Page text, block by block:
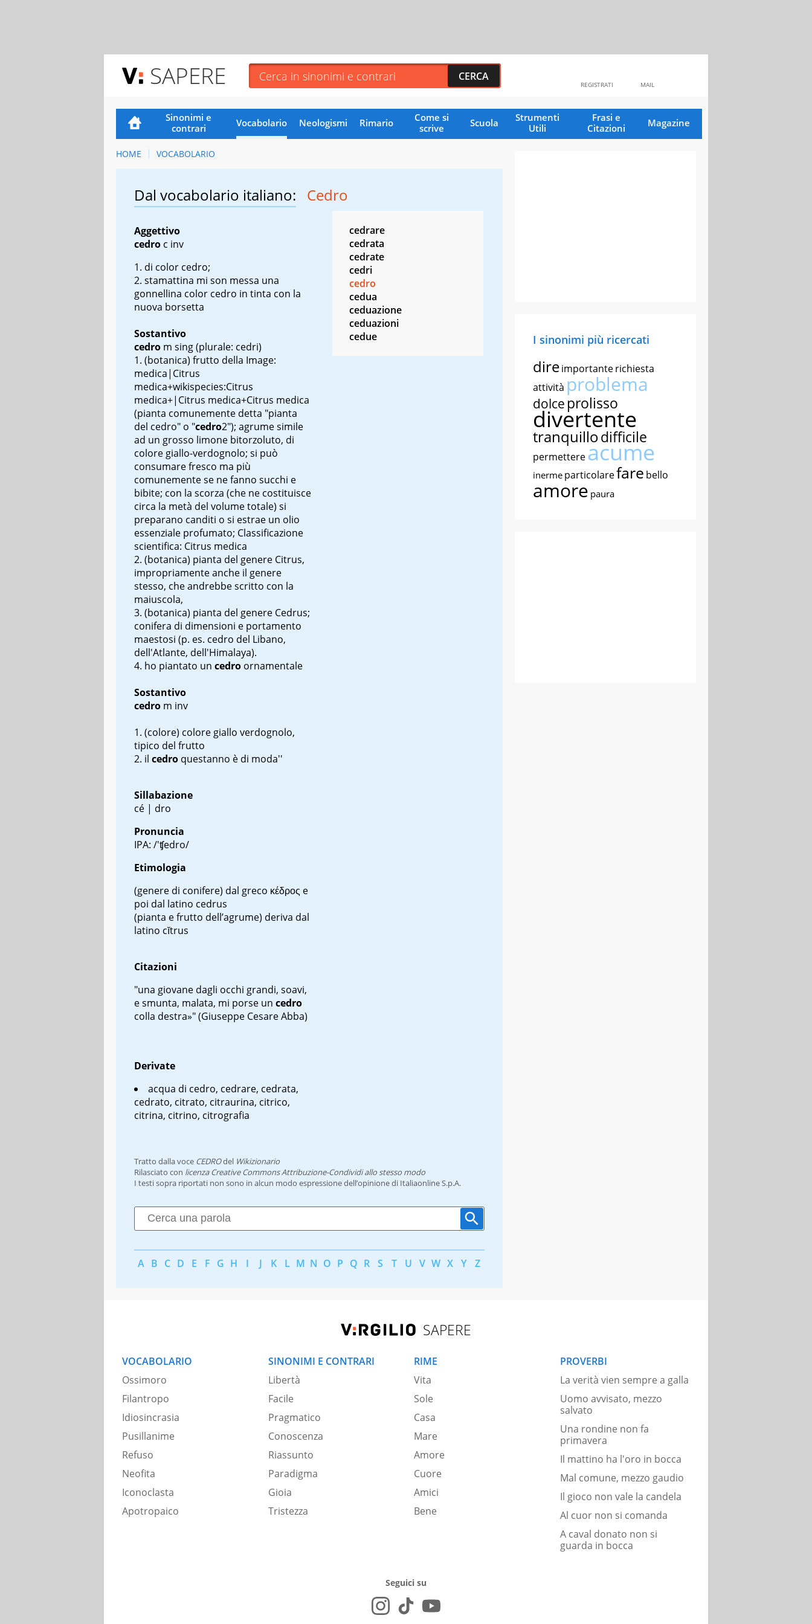
SAPERE MAIL
REGISTRATI
Sinonimi e
contrari
Vocabolario Neologismi Rimario
Come si
scrive
Scuola
Strumenti
Utili
Frasi e
Citazioni
Magazine
HOME VOCABOLARIO
Dal vocabolario italiano: Cedro
Aggettivo
cedro c inv
di color cedro;
stamattina mi son messa una
gonnellina color cedro in tinta con la
nuova borsetta
Sostantivo
cedro m sing(plurale: cedri)
(botanica) frutto della Image:
medica|Citrus
medica+wikispecies:Citrus
medica+|Citrus medica+Citrus medica
(pianta comunemente detta "pianta
del cedro" o "cedro2"); agrume simile
ad un grosso limone bitorzoluto, di
colore giallo-verdognolo; si può
consumare fresco ma più
comunemente se ne fanno succhi e
bibite; con la scorza (che ne costituisce
circa la metà del volume totale) si
preparano canditi o si estrae un olio
essenziale profumato; Classificazione
scientifica: Citrus medica
(botanica) pianta del genere Citrus,
impropriamente anche il genere
stesso, che andrebbe scritto con la
maiuscola,
(botanica) pianta del genere Cedrus;
conifera di dimensioni e portamento
maestosi (p. es. cedro del Libano,
dell'Atlante, dell'Himalaya).
ho piantato un cedro ornamentale
Sostantivo
cedro m inv
(colore) colore giallo verdognolo,
tipico del frutto
il cedro questanno è di moda''
Sillabazione
cé | dro
Pronuncia
IPA: /'ʧedro/
Etimologia
(genere di conifere) dal greco κέδρος e
poi dal latino cedrus
(pianta e frutto dell’agrume) deriva dal
latino cĭtrus
Citazioni
"una giovane dagli occhi grandi, soavi,
e smunta, malata, mi porse un cedro
colla destra»" (Giuseppe Cesare Abba)
Derivate
acqua di cedro, cedrare, cedrata,
cedrato, citrato, citraurina, citrico,
citrina, citrino, citrografia
cedrare
cedrata
cedrate
cedri
cedro
cedua
ceduazione
ceduazioni
cedue
Tratto dalla voce CEDROdel Wikizionario
Rilasciato con licenza Creative Commons Attribuzione-Condividi allo stesso modo
I testi sopra riportati non sono in alcun modo espressione dell’opinione di Italiaonline S.p.A.
A B C D E F G H I J K L M N O P Q R S T U V W X Y Z
I sinonimi più ricercati
direimportanterichiesta
attività problema
dolce prolisso
divertente
tranquillodifficile
permettereacume
inerme particolarefare bello
amore paura
SAPERE
VOCABOLARIO
Ossimoro
Filantropo
Idiosincrasia
Pusillanime
Refuso
Neofita
Iconoclasta
Apotropaico
SINONIMI E CONTRARI
Libertà
Facile
Pragmatico
Conoscenza
Riassunto
Paradigma
Gioia
Tristezza
RIME
Vita
Sole
Casa
Mare
Amore
Cuore
Amici
Bene
PROVERBI
La verità vien sempre a galla
Uomo avvisato, mezzo
salvato
Una rondine non fa
primavera
Il mattino ha l'oro in bocca
Mal comune, mezzo gaudio
Il gioco non vale la candela
Al cuor non si comanda
A caval donato non si
guarda in bocca
Seguici su